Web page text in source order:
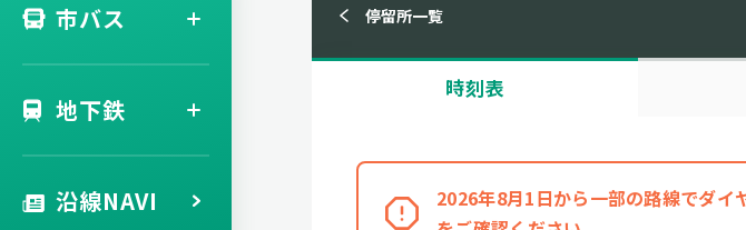
市バス
地下鉄
沿線NAVI
停留所一覧
時刻表
2026年8月1日から一部の路線でダイ